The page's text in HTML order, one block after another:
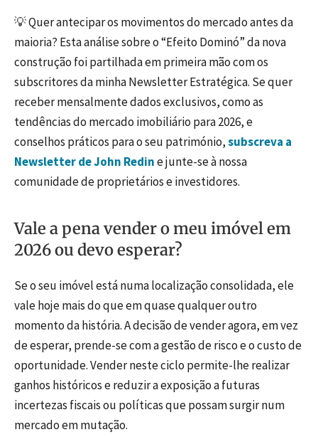
💡 Quer antecipar os movimentos do mercado antes da
maioria? Esta análise sobre o “Efeito Dominó” da nova
construção foi partilhada em primeira mão com os
subscritores da minha Newsletter Estratégica. Se quer
receber mensalmente dados exclusivos, como as
tendências do mercado imobiliário para 2026, e
conselhos práticos para o seu património,subscreva a
Newsletter de John Redine junte-se à nossa
comunidade de proprietários e investidores.
Vale a pena vender o meu imóvel em
2026 ou devo esperar?
Se o seu imóvel está numa localização consolidada, ele
vale hoje mais do que em quase qualquer outro
momento da história. A decisão de vender agora, em vez
de esperar, prende-se com a gestão de risco e o custo de
oportunidade. Vender neste ciclo permite-lhe realizar
ganhos históricos e reduzir a exposição a futuras
incertezas fiscais ou políticas que possam surgir num
mercado em mutação.